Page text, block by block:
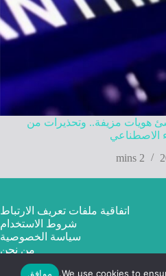
هويات مزيفة.. وتحذيرات من
الاصطناعي
2 mins
اتفاقية ملفات تعريف الارتباط
شروط الاستخدام
سياسة الخصوصية
من نحن
We use cookies to موافق